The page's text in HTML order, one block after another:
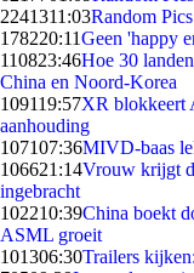
2241311:03Random
178220:11Geen 'happy
110823:46Hoe 30
China en Noord-Korea
109119:57XR blokkeert
aanhouding
107107:36MIVD-baas
106621:14Vrouw krijgt
ingebracht
102210:39China boekt
ASML groeit
101306:30Trailers